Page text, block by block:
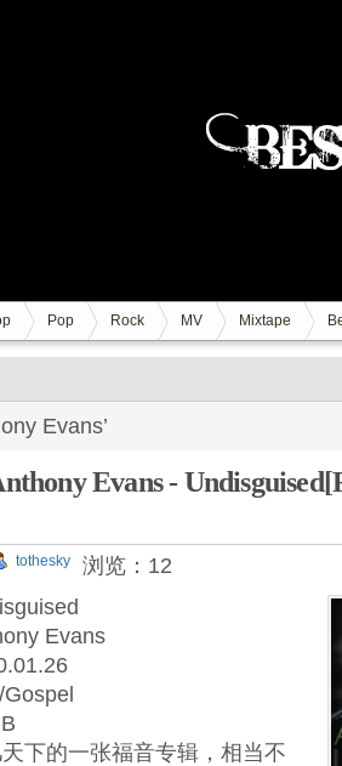
Pop Rock MV Mixtape
Evans’
Evans -
tothesky
浏览：12
Evans
下的一张福音专辑，相当不